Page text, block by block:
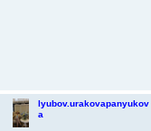
lyubov.urakovapanyukov
a